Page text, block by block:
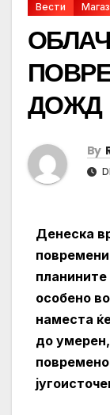
Вести
ДОЖД
By
Денеска
планините
особено
наместа
до